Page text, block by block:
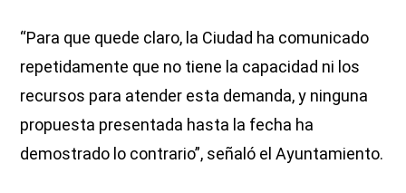
“Para que quede claro, la Ciudad ha comunicado
repetidamente que no tiene la capacidad ni los
recursos para atender esta demanda, y ninguna
propuesta presentada hasta la fecha ha
demostrado lo contrario”, señaló el Ayuntamiento.